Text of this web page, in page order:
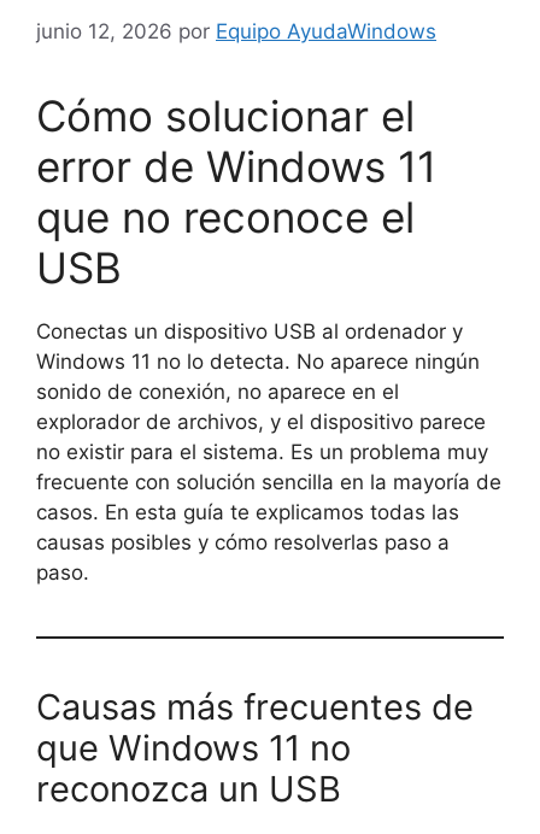
junio 12, 2026 por Equipo AyudaWindows
Cómo solucionar el
error de Windows 11
que no reconoce el
USB
Conectas un dispositivo USB al ordenador y
Windows 11 no lo detecta. No aparece ningún
sonido de conexión, no aparece en el
explorador de archivos, y el dispositivo parece
no existir para el sistema. Es un problema muy
frecuente con solución sencilla en la mayoría de
casos. En esta guía te explicamos todas las
causas posibles y cómo resolverlas paso a
paso.
Causas más frecuentes de
que Windows 11 no
reconozca un USB